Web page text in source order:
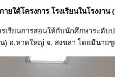
ยใต้โครงการ โรงเรียนในโรงงาน
รียนการสอนให้กับนักศึกษาระดั
อ.หาดใหญ่ จ. สงขลา โดยมีนายซู